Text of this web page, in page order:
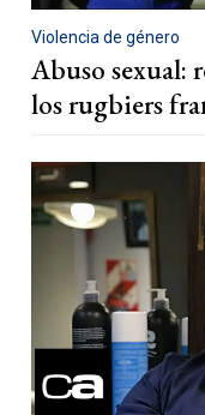
Violencia de género
Abuso sexual:
los rugbiers